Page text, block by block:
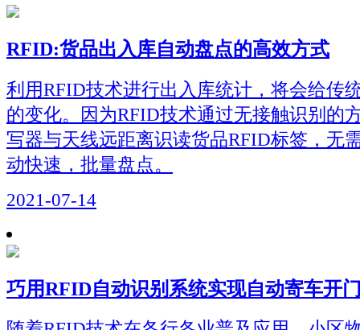
RFID:货品出入库自动盘点的高效方式
利用RFID技术进行出入库统计，将会给传
的变化。因为RFID技术通过无接触识别的
写器与天线远距离识读货品RFID标签，无
动快速，批量盘点。
2021-07-14
巧用RFID自动识别系统实现自动寄车开